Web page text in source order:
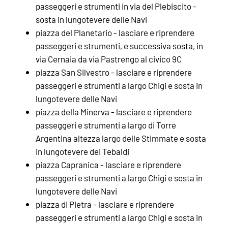
passeggeri e strumenti in via del Plebiscito -
sosta in lungotevere delle Navi
piazza del Planetario - lasciare e riprendere
passeggeri e strumenti, e successiva sosta, in
via Cernaia da via Pastrengo al civico 9C
piazza San Silvestro - lasciare e riprendere
passeggeri e strumenti a largo Chigi e sosta in
lungotevere delle Navi
piazza della Minerva - lasciare e riprendere
passeggeri e strumenti a largo di Torre
Argentina altezza largo delle Stimmate e sosta
in lungotevere dei Tebaldi
piazza Capranica - lasciare e riprendere
passeggeri e strumenti a largo Chigi e sosta in
lungotevere delle Navi
piazza di Pietra - lasciare e riprendere
passeggeri e strumenti a largo Chigi e sosta in